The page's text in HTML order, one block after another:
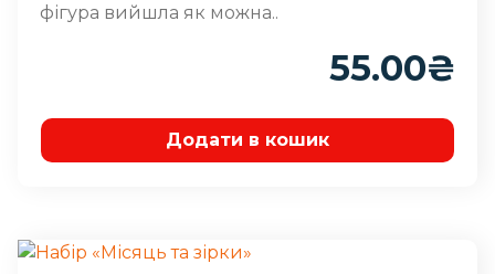
фігура вийшла як можна..
55.00₴
Додати в кошик